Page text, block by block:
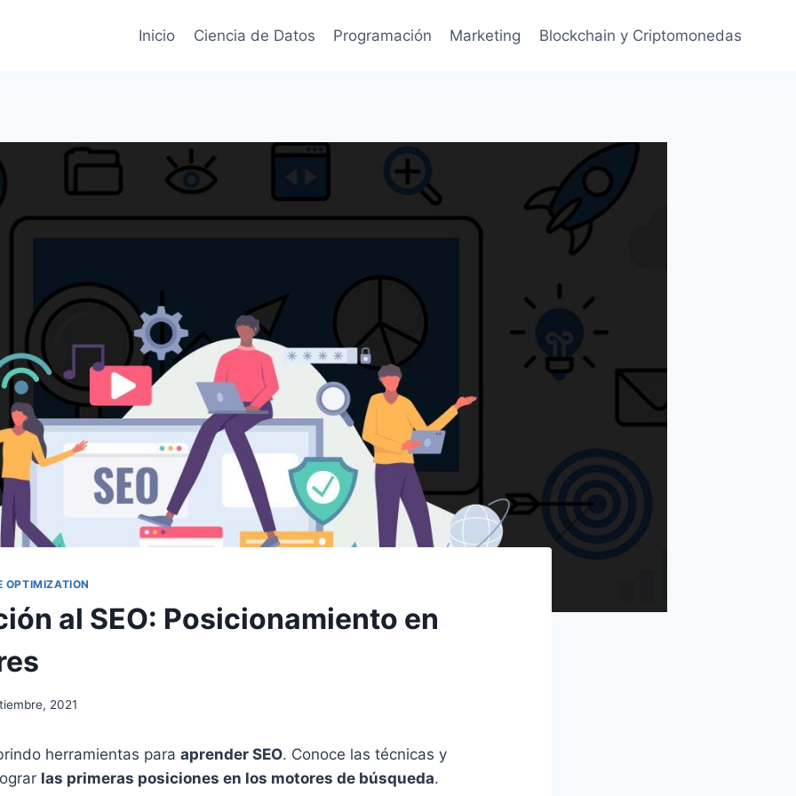
Inicio Ciencia de Datos Programación Marketing Blockchain y Criptomonedas
OPTIMIZATION
al SEO: Posicionamiento en
2021
herramientas para aprender SEO. Conoce las técnicas y
las primeras posiciones en los motores de búsqueda.